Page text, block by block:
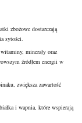
zbożowe dostarczają
sytości.
minerały oraz
źródłem energii w
zwiększa zawartość
i wapnia, które wspierają